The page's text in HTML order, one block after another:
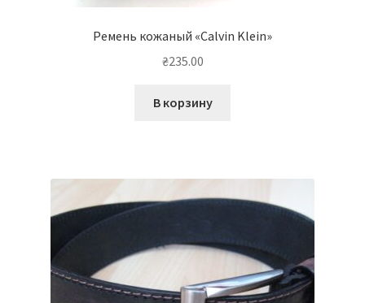
Ремень кожаный «Calvin Klein»
₴235.00
В корзину